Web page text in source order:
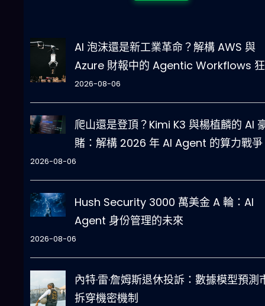
AI 泡沫還是新工業革命？解構 AWS 與
Azure 財報中的 Agentic Workflows
2026-08-06
爬山還是登頂？Kimi K3 與楊植麟的 AI
賭：解構 2026 年 AI Agent 的算力戰爭
2026-08-06
Hush Security 3000 萬美金 A 輪：AI
Agent 身份管理的未來
2026-08-06
內特·雷·詹姆斯退休投訴：數據模型預測
拆穿機密機制